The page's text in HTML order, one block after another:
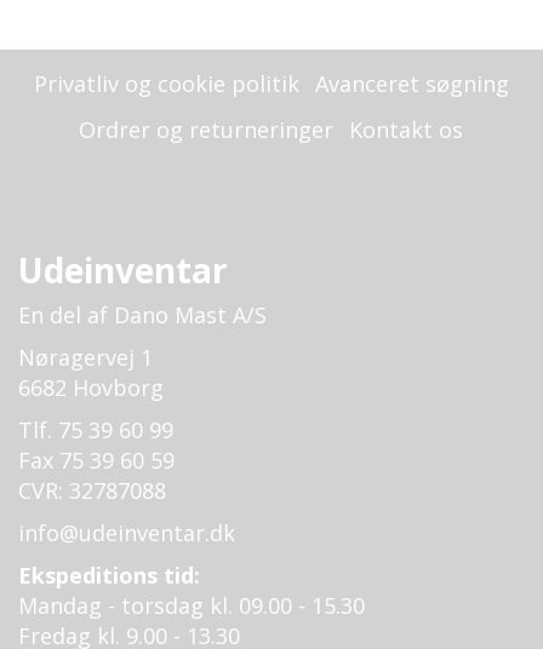
Privatliv og cookie politik
Avanceret søgning
Ordrer og returneringer
Kontakt os
Udeinventar
En del af Dano Mast A/S
Nøragervej 1
6682 Hovborg
Tlf. 75 39 60 99
Fax 75 39 60 59
CVR: 32787088
info@udeinventar.dk
Ekspeditions tid:
Mandag - torsdag kl. 09.00 - 15.30
Fredag kl. 9.00 - 13.30